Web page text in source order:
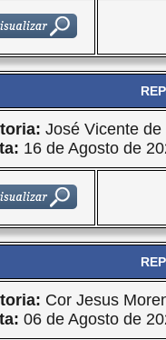
José Vicente de
16 de Agosto de
Cor Jesus
06 de Agosto de